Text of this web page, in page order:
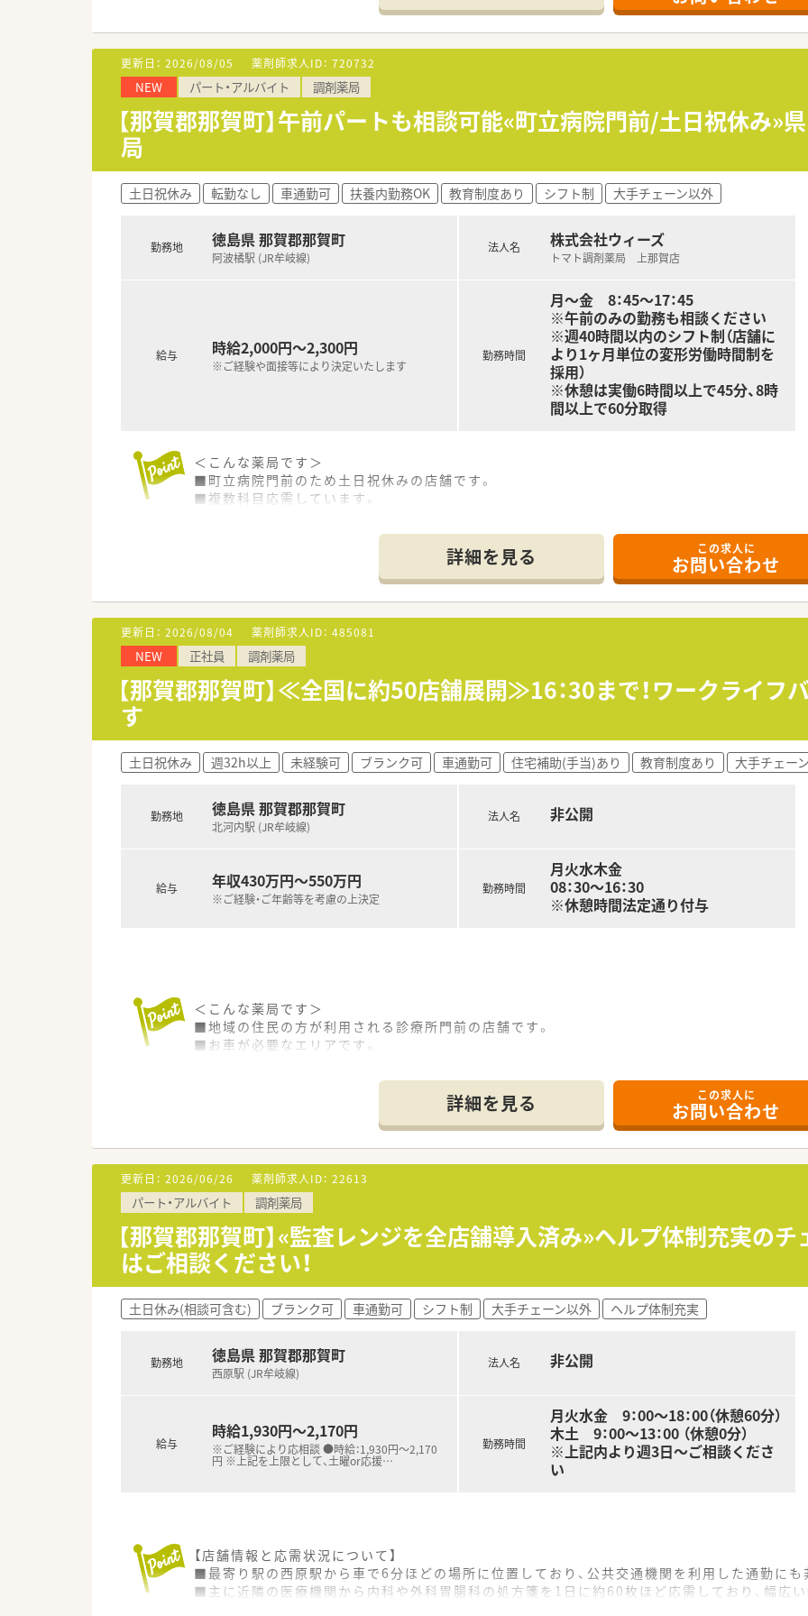
■調剤経験がない方やブランクがある方も相談可能で、患者様に真摯に向き合い、地域密着の
■徳島県内で最大級の店舗数を誇る企業ならではの安定感を重視し、腰を据えて長く働きたい
【法人特徴について】
■徳島県内に最多の店舗数を展開しており、県下一円の連携を活かした強固な応援体制と教育
■新規出店よりも在宅医療の推進や既存店舗の質向上に注力しており、薬剤師としての専門性
■永年勤続表彰制度や働き方改革の推進など、従業員が誇りを持って長く働き続けられるよう
■正社員としての採用を想定しており、上那賀店への配属時には月額10万円の僻地手当が支給
■年収は最大720万円まで検討が可能で、これまでの実務経験や管理職としての適性を最大限
更新日： 2026/08/05 薬剤師求人ID： 720732
NEW パート・アルバイト 調剤薬局
【那賀郡那賀町】午前パートも相談可能«町立病院門前/土日祝休み»
局
土日祝休み 転勤なし 車通勤可 扶養内勤務OK 教育制度あり シフト制 大手チェーン以外
勤務地 徳島県 那賀郡那賀町
阿波橘駅 (JR牟岐線)
給与 時給2,000円～2,300円
※ご経験や面接等により決定いたします
法人名 株式会社ウィーズ
トマト調剤薬局 上那賀店
勤務時間
月～金 8：45～17：45
※午前のみの勤務も相談ください
※週40時間以内のシフト制（店舗に
より1ヶ月単位の変形労働時間制を
採用）
※休憩は実働6時間以上で45分、8時
間以上で60分取得
＜こんな薬局です＞
■町立病院門前のため土日祝休みの店舗です。
■複数科目応需しています。
■処方箋による調剤業務、服薬指導、薬剤情報の提供など
＜研修制度＞
■現場の先輩薬剤師より指導を受けて頂きます。
■勉強会の定期開催あり
＜法人特徴＞
方々を育成されています。
■永年勤続表彰として、15年及び25年勤務者を対象として表彰しています。
■在宅件数やかかりつけ薬剤師などの取り組み強化に取り組んでいます。
■経営の安定性を重視したい方
詳細を見る この求人に
お問い合わせ
更新日： 2026/08/04 薬剤師求人ID： 485081
NEW 正社員 調剤薬局
【那賀郡那賀町】≪全国に約50店舗展開≫16：30まで！ワークライフ
す
土日祝休み 週32h以上 未経験可 ブランク可 車通勤可 住宅補助(手当)あり 教育制度あり 大手チェー
勤務地 徳島県 那賀郡那賀町
北河内駅 (JR牟岐線)
給与 年収430万円～550万円
※ご経験・ご年齢等を考慮の上決定
法人名 非公開
勤務時間
月火水木金
08：30～16：30
※休憩時間法定通り付与
＜こんな薬局です＞
■地域の住民の方が利用される診療所門前の店舗です。
■お車が必要なエリアです。
土日祝休みでプライベートの時間もしっかり確保できます。
■薬剤師は3名在籍。管理薬剤師は男性です。
■外来はすぐそばにある診療所からの処方箋がメインです。
■処方箋枚数は50枚/日程度応需しています。
■内科・外科・整形外科・小児科・胃腸科・放射線科・リハビリテーション科の処方箋を対応します
＜法人概要＞
■医療総合サービス企業（東証プライム上場）のグループ会社です。
■調剤薬局としては、京都・大阪を中心に全国に約50店舗展開されています。徳島県内にも4店
■臨床検査会社が母体で、ドクターとの関わりが強く門前との関係も良好です！
■総合病院門前、クリニック門前、在宅メインなど様々な形態があります！
■最先端の機械を積極的に導入し効率化を図ることで患者さまの待ち時間を短くし、
■調剤過誤防止システムも導入しているので、安心してお仕事いただける環境です。
■「気軽に相談してもらえる存在」を目指し、
■各エリアにマネージャーが配置されており、ヘルプ体制もしっかりございます。
■子育てや介護など様々なご事情がおありの方がいらっしゃり、
様々なライフステージの方が「安心して働き続けることのできる職場」であることを大切にさ
■複数店舗展開されていますが、異動などは双方ご相談の上で行っています。
■中途入社の方にはキャリア採用者研修として、入社初日に調剤内規、
電子薬歴操作、調剤報酬、労務関連などの研修を実施します。
入社2～3ヶ月後には、フォローアップ研修を実施することで、
詳細を見る この求人に
お問い合わせ
更新日： 2026/06/26 薬剤師求人ID： 22613
パート・アルバイト 調剤薬局
【那賀郡那賀町】«監査レンジを全店舗導入済み»ヘルプ体制充実の
はご相談ください！
土日休み(相談可含む) ブランク可 車通勤可 シフト制 大手チェーン以外 ヘルプ体制充実
勤務地 徳島県 那賀郡那賀町
西原駅 (JR牟岐線)
給与
時給1,930円～2,170円
※ご経験により応相談 ●時給：1,930円〜2,170
円 ※上記を上限として、土曜or応援…
法人名 非公開
勤務時間
月火水金 9：00～18：00（休憩60分）
木土 9：00～13：00 （休憩0分）
※上記内より週3日～ご相談くださ
い
【店舗情報と応需状況について】
■最寄り駅の西原駅から車で6分ほどの場所に位置しており、公共交通機関を利用した通勤にも
■主に近隣の医療機関から内科や外科胃腸科の処方箋を1日に約60枚ほど応需しており、幅広